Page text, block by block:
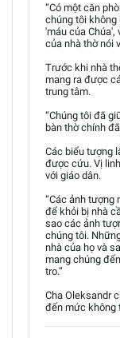
“Có một căn
chúng tôi
'máu của Chúa',
của nhà thờ nói
Trước khi nhà
mang ra được
trung tâm.
“Chúng tôi đã
bàn thờ chính đã
Các biểu tượng
được cứu. Vị
với giáo dân.
“Các ảnh tượng
để khỏi bị nhà
sao các ảnh
chúng tôi.
nhà của họ và
mang chúng
tro.”
Cha Oleksandr
đến mức không